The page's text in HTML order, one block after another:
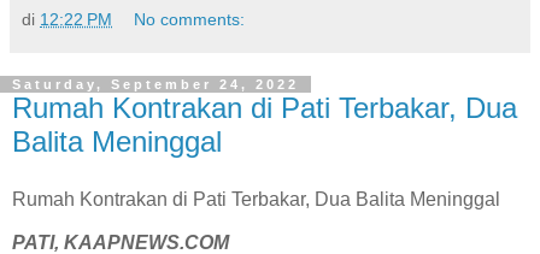
di 12:22 PM No comments:
Saturday, September 24, 2022
Rumah Kontrakan di Pati Terbakar, Dua
Balita Meninggal
Rumah Kontrakan di Pati Terbakar, Dua Balita Meninggal
PATI, KAAPNEWS.COM